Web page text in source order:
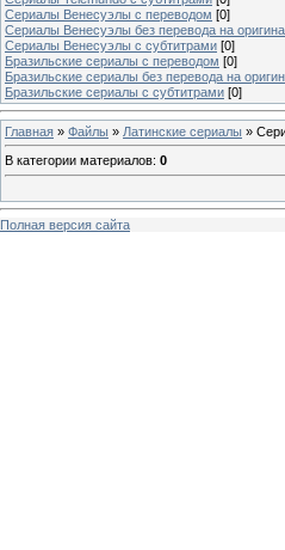
Сериалы Венесуэлы с переводом [0]
Сериалы Венесуэлы без перевода на
Сериалы Венесуэлы с субтитрами [0]
Бразильские сериалы с переводом [0]
Бразильские сериалы без перевода на
Бразильские сериалы с субтитрами [0]
Главная » Файлы » Латинские сериалы »
В категории материалов: 0
Полная версия сайта